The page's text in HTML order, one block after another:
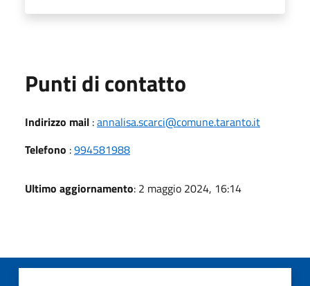
Punti di contatto
Indirizzo mail :annalisa.scarci@comune.taranto.it
Telefono :994581988
Ultimo aggiornamento: 2 maggio 2024, 16:14